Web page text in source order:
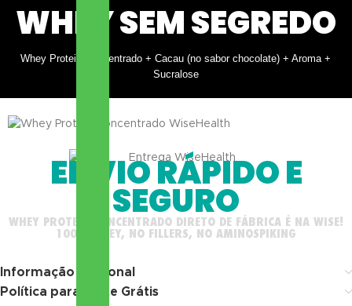
WHEY SEM SEGREDO
Whey Protein Concentrado + Cacau (no sabor chocolate) + Aroma +
Sucralose
ENVIO RÁPIDO E
SEGURO
WHEY PROTEIN CONCENTRADO DIRETO DE FÁBRICA É NA WISE!
100% WHEY, NO FILLERS, NO AMINOSPIKING
Informação adicional
Política para Frete Grátis